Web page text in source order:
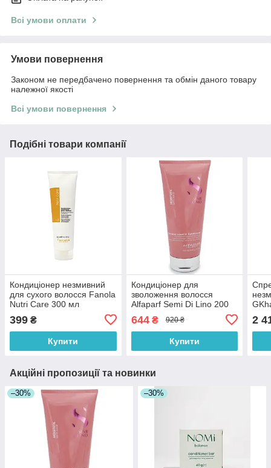
Всі умови оплати
Умови повернення
Законом не передбачено повернення та обмін даного товару
належної якості
Всі умови повернення
Подібні товари компанії
Кондиціонер незмивний
для сухого волосся Fanola
Nutri Care 300 мл
399 ₴
Купити
Кондиціонер для
зволоження волосся
Alfaparf Semi Di Lino 200
644₴ 920 ₴
Купити
2
Акційні пропозиції та новинки
–30% –30%